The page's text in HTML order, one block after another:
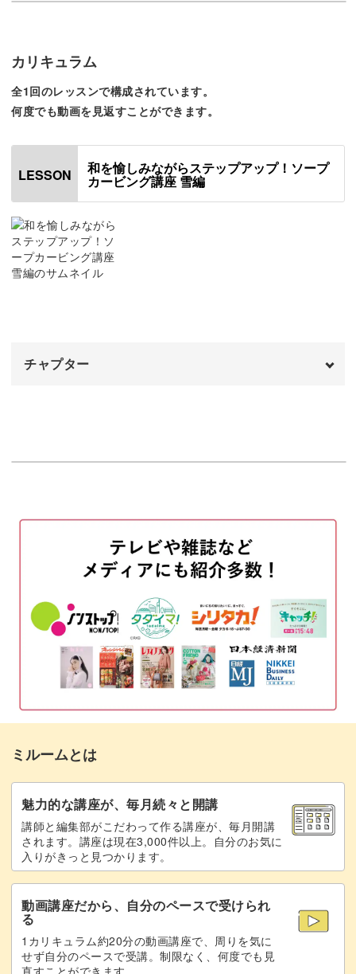
少しずつ丁寧な作業を心がけ、ナイフを入れる深さや角度
す。
彫りやすくするポイントや形を綺麗に出せるコツなど、
様々な部分を丁寧にご指導いたします。
心落ち着かせる作品作り
無心で模様を彫り進む作業は、ストレスの解消にもってこ
と嬉しいです。
季節感あふれる装飾
日本の四季をモチーフとしていますので、季節の移ろいに
合わせた作品作りができます。
で、冬の季節にピッタリのアイテムになりますね。
色を変えて、沢山作って並べてみても色とりどりで素敵な
インテリアになると思います。
もちろん、贈り物としても喜ばれると思いますよ。
ぜひこの機会に、雪の模様を彫りながらリラックスできる
カリキュラム
全1回のレッスンで構成されています。
何度でも動画を見返すことができます。
LESSON 和を愉しみながらステップアップ！ソープ
カービング講座 雪編
チャプター
石けんの表面を平らにする
6等分の切り込みを入れる
6枚花の形をカットする 07:05
三叉の模様をカットする
模様の間に溝を作る
三叉模様の外側を外す 14:19
模様の外側に溝を作る
溝の周りを縁取って平らにする
外側にもう1段溝を作る 19:25
側面を整える 21:51
飾りの溝を作る 22:55
完成♪
ミルームとは
魅力的な講座が、毎月続々と開講
講師と編集部がこだわって作る講座が、毎月開講
されます。講座は現在3,000件以上。自分のお気に
入りがきっと見つかります。
動画講座だから、自分のペースで受けられ
る
1カリキュラム約20分の動画講座で、周りを気に
せず自分のペースで受講。制限なく、何度でも見
直すことができます。